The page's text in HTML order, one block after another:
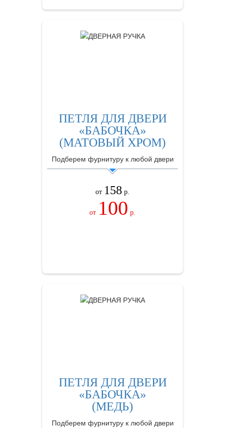
ПЕТЛЯ ДЛЯ ДВЕРИ
«БАБОЧКА»
(МАТОВЫЙ ХРОМ)
Подберем фурнитуру к любой двери
от 158 р.
от 100 р.
ПЕТЛЯ ДЛЯ ДВЕРИ
«БАБОЧКА»
(МЕДЬ)
Подберем фурнитуру к любой двери